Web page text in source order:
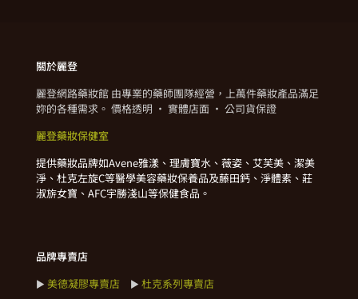
關於麗登
麗登網路藥妝館 由專業的藥師團隊經營，上萬件藥妝產品滿足
妳的各種需求。 價格透明 · 實體店面 · 公司貨保證
麗登藥妝保健室
提供藥妝品牌如Avene雅漾、理膚寶水、薇姿、艾芙美、潔美
淨、杜克左旋C等醫學美容藥妝保養品及藤田鈣、淨體素、莊
淑旂女寶、AFC宇勝淺山等保健食品。
品牌專賣店
► 美德凝膠專賣店 ► 杜克系列專賣店